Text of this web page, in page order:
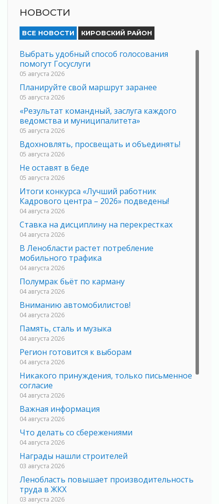
НОВОСТИ
ВСЕ НОВОСТИ КИРОВСКИЙ РАЙОН
Выбрать удобный способ голосования
помогут Госуслуги
05 августа 2026
Планируйте свой маршрут заранее
05 августа 2026
«Результат командный, заслуга каждого
ведомства и муниципалитета»
05 августа 2026
Вдохновлять, просвещать и объединять!
05 августа 2026
Не оставят в беде
05 августа 2026
Итоги конкурса «Лучший работник
Кадрового центра – 2026» подведены!
04 августа 2026
Ставка на дисциплину на перекрестках
04 августа 2026
В Ленобласти растет потребление
мобильного трафика
04 августа 2026
Полумрак бьёт по карману
04 августа 2026
Вниманию автомобилистов!
04 августа 2026
Память, сталь и музыка
04 августа 2026
Регион готовится к выборам
04 августа 2026
Никакого принуждения, только письменное
согласие
04 августа 2026
Важная информация
04 августа 2026
Что делать со сбережениями
04 августа 2026
Награды нашли строителей
03 августа 2026
Ленобласть повышает производительность
труда в ЖКХ
03 августа 2026